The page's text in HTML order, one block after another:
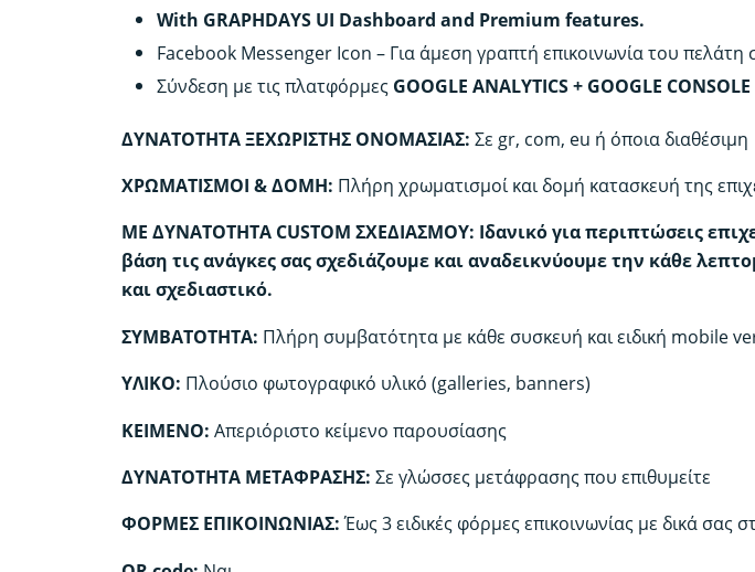
With GRAPHDAYS UI Dashboard and Premium features.
Facebook Messenger Icon – Για άμεση γραπτή επικοινωνία του πελάτη
Σύνδεση με τις πλατφόρμες GOOGLE ANALYTICS + GOOGLE CONSOLE
ΔΥΝΑΤΟΤΗΤΑ ΞΕΧΩΡΙΣΤΗΣ ΟΝΟΜΑΣΙΑΣ:Σε gr, com, eu ή όποια διαθέσιμη
ΧΡΩΜΑΤΙΣΜΟΙ & ΔΟΜΗ: Πλήρη χρωματισμοί και δομή κατασκευή της
ΜΕ ΔΥΝΑΤΟΤΗΤΑ CUSTOM ΣΧΕΔΙΑΣΜΟΥ: Ιδανικό για περιπτώσεις
βάση τις ανάγκες σας σχεδιάζουμε και αναδεικνύουμε την κάθε
και σχεδιαστικό.
ΣΥΜΒΑΤΟΤΗΤΑ: Πλήρη συμβατότητα με κάθε συσκευή και ειδική mobile
ΥΛΙΚΟ: Πλούσιο φωτογραφικό υλικό (galleries, banners)
KEIMENO:Απεριόριστο κείμενο παρουσίασης
ΔΥΝΑΤΟΤΗΤΑ ΜΕΤΑΦΡΑΣΗΣ:Σε γλώσσες μετάφρασης που επιθυμείτε
ΦΟΡΜΕΣ ΕΠΙΚΟΙΝΩΝΙΑΣ:Έως 3 ειδικές φόρμες επικοινωνίας με δικά σας